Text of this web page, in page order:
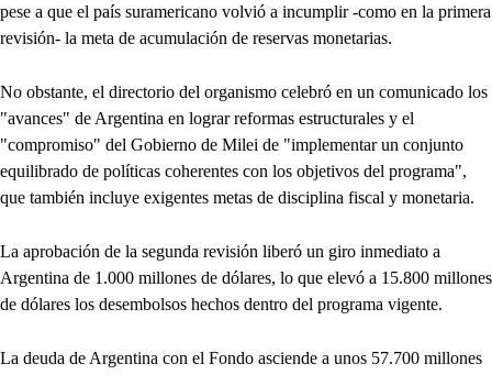
pese a que el país suramericano volvió a incumplir -como en la primera
revisión- la meta de acumulación de reservas monetarias.
No obstante, el directorio del organismo celebró en un comunicado los
"avances" de Argentina en lograr reformas estructurales y el
"compromiso" del Gobierno de Milei de "implementar un conjunto
equilibrado de políticas coherentes con los objetivos del programa",
que también incluye exigentes metas de disciplina fiscal y monetaria.
La aprobación de la segunda revisión liberó un giro inmediato a
Argentina de 1.000 millones de dólares, lo que elevó a 15.800 millones
de dólares los desembolsos hechos dentro del programa vigente.
La deuda de Argentina con el Fondo asciende a unos 57.700 millones